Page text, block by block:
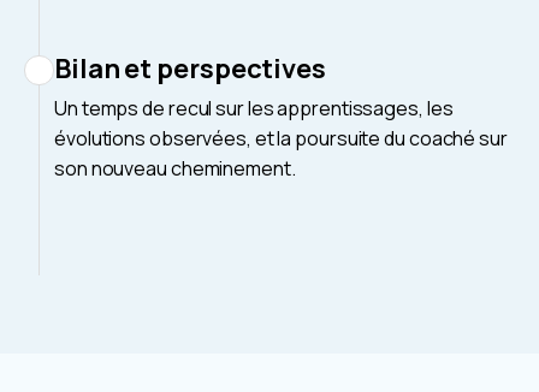
Bilan et perspectives
Un temps de recul sur les apprentissages, les
évolutions observées, et la poursuite du coaché sur
son nouveau cheminement.